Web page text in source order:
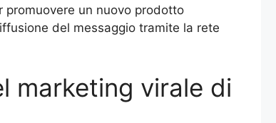
promuovere un nuovo prodotto
del messaggio tramite la rete
marketing virale di